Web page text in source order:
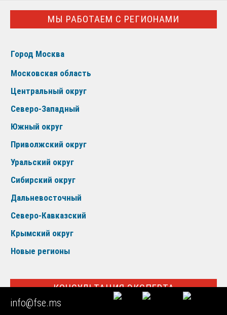
МЫ РАБОТАЕМ С РЕГИОНАМИ
Город Москва
Московская область
Центральный округ
Северо-Западный
Южный округ
Приволжский округ
Уральский округ
Сибирский округ
Дальневосточный
Северо-Кавказский
Крымский округ
Новые регионы
КОНСУЛЬТАЦИЯ ЭКСПЕРТА
info@fse.ms